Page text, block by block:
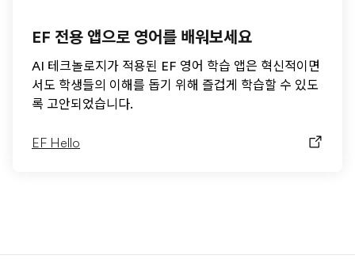
EF 전용 앱으로 영어를 배워보세요
AI 테크놀로지가 적용된 EF 영어 학습 앱은 혁신적이면
서도 학생들의 이해를 돕기 위해 즐겁게 학습할 수 있도
록 고안되었습니다.
EF Hello